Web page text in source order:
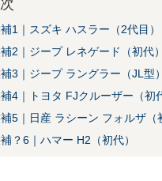
1｜スズキ ハスラー（2代目）
2｜ジープ レネゲード（初代）
3｜ジープ ラングラー（JL型）
4｜トヨタ FJクルーザー（初
5｜日産 ラシーン フォルザ（
？6｜ハマー H2（初代）